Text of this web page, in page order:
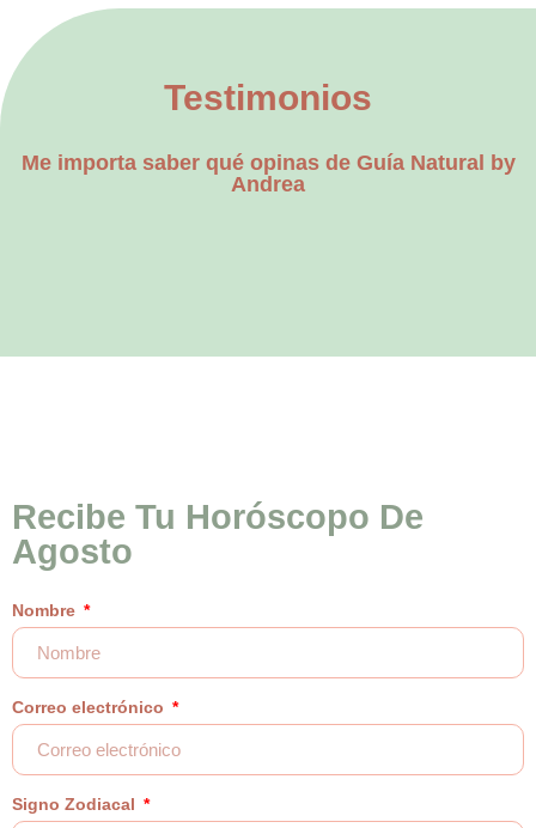
Testimonios
Me importa saber qué opinas de Guía Natural by
Andrea
Recibe Tu Horóscopo De
Agosto
Nombre
Correo electrónico
Signo Zodiacal